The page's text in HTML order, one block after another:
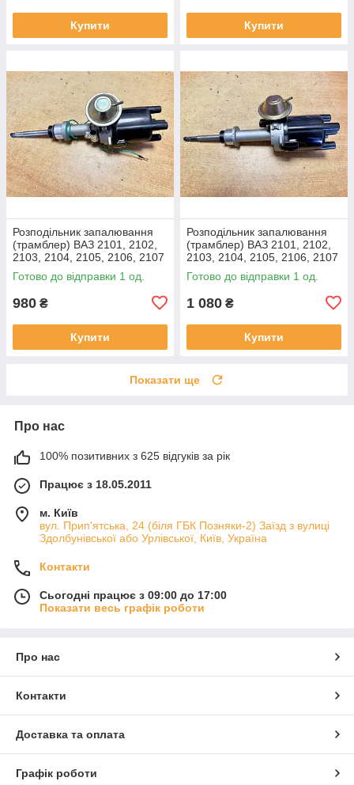
Купити Купити
Розподільник запалювання
(трамблер) ВАЗ 2101, 2102,
2103, 2104, 2105, 2106, 2107
(довгий шток, контактний,
1.5/1.6)
Готово до відправки 1 од.
980 ₴
Купити
Розподільник запалювання
(трамблер) ВАЗ 2101, 2102,
2103, 2104, 2105, 2106, 2107
(короткий шток,
безконтактний, 1,2/1,3)
Готово до відправки 1 од.
1 080 ₴
Купити
Показати ще
Про нас
100% позитивних з 625 відгуків за рік
Працює з 18.05.2011
м. Київ
вул. Прип'ятська, 24 (біля ГБК Позняки-2) Заїзд з вулиці
Здолбунівської або Урлівської, Київ, Україна
Контакти
Сьогодні працює з 09:00 до 17:00
Показати весь графік роботи
Про нас
Контакти
Доставка та оплата
Графік роботи